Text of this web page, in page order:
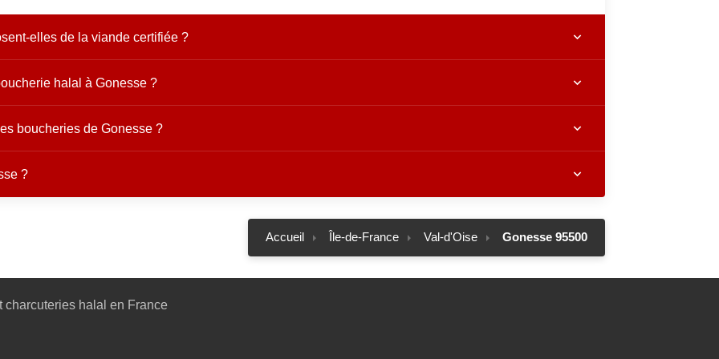
elles de la viande certifiée ?
halal à Gonesse ?
boucheries de Gonesse ?
?
Accueil Île-de-France Val-d'Oise Gonesse 95500
charcuteries halal en France